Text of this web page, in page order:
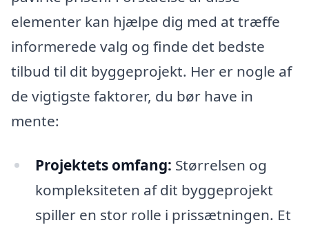
elementer kan hjælpe dig med at træffe
informerede valg og finde det bedste
tilbud til dit byggeprojekt. Her er nogle af
de vigtigste faktorer, du bør have in
mente:
Projektets omfang: Størrelsen og
kompleksiteten af dit byggeprojekt
spiller en stor rolle i prissætningen. Et